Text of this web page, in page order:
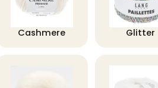
Cashmere Glitter